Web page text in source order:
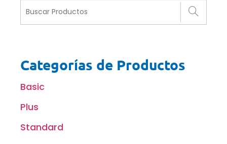
Categorías de Productos
Basic
Plus
Standard